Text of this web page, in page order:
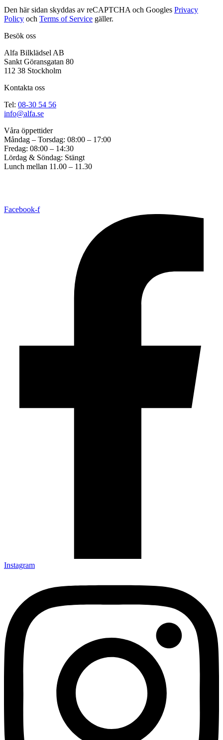
Den här sidan skyddas av reCAPTCHA och Googles Privacy
Policy och Terms of Service gäller.
Besök oss
Alfa Bilklädsel AB
Sankt Göransgatan 80
112 38 Stockholm
Kontakta oss
Tel: 08-30 54 56
info@alfa.se
Våra öppettider
Måndag – Torsdag: 08:00 – 17:00
Fredag: 08:00 – 14:30
Lördag & Söndag: Stängt
Lunch mellan 11.00 – 11.30
Facebook-f
Instagram